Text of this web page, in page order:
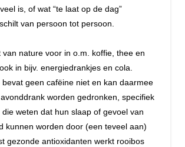
is, of wat “te laat op de dag”
van persoon tot persoon.
van nature voor in o.m. koffie, thee en
in bijv. energiedrankjes en cola.
bevat geen cafëine niet en kan daarmee
worden gedronken, specifiek
weten dat hun slaap of gevoel van
kunnen worden door (een teveel aan)
gezonde antioxidanten werkt rooibos